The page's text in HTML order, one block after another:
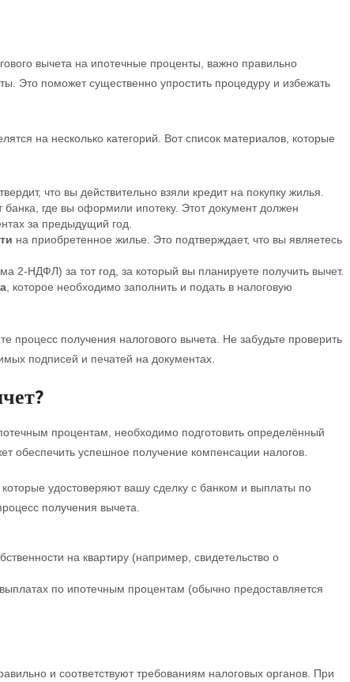
вычета на ипотечные проценты, важно правильно
Это поможет существенно упростить процедуру и избежать
на несколько категорий. Вот список материалов, которые
что вы действительно взяли кредит на покупку жилья.
банка, где вы оформили ипотеку. Этот документ должен
за предыдущий год.
на приобретенное жилье. Это подтверждает, что вы являетесь
2-НДФЛ) за тот год, за который вы планируете получить вычет.
, которое необходимо заполнить и подать в налоговую
процесс получения налогового вычета. Не забудьте проверить
подписей и печатей на документах.
процентам, необходимо подготовить определённый
обеспечить успешное получение компенсации налогов.
удостоверяют вашу сделку с банком и выплаты по
получения вычета.
на квартиру (например, свидетельство о
по ипотечным процентам (обычно предоставляется
и соответствуют требованиям налоговых органов. При